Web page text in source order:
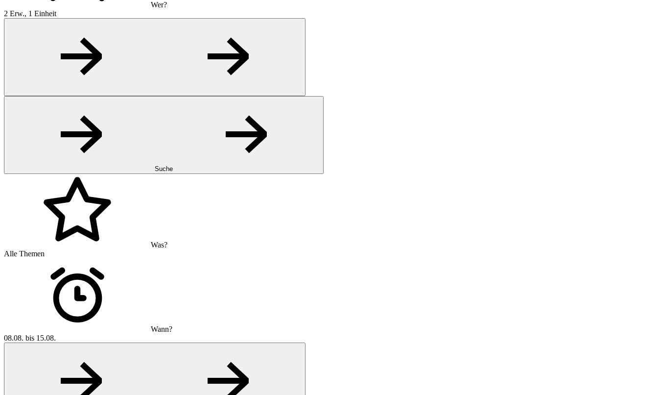
Wer?
2 Erw., 1 Einheit
Suche
Was?
Alle Themen
Wann?
08.08. bis 15.08.